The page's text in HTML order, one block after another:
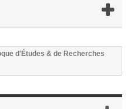
d'Études & de Recherches